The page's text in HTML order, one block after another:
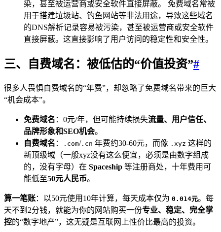
染，甚至被运营商或安全软件直接屏蔽。 免费域名常被
用于搭建垃圾站、钓鱼网站等非法用途，导致这些域名
的DNS解析记录容易被污染，甚至被运营商或安全软件
直接屏蔽。这直接影响了用户访问的稳定性和安全性。
三、自费域名：被低估的“价值投资”#
很多人畏惧自费域名的“年费”，却忽略了免费域名带来的巨大
“机会成本”。
免费域名 ：0元/年，但可能持续损失流量、用户信任、
品牌形象和SEO机会。
自费域名 ： .com/ .cn 年费约30-60元，而像 .xyz 这样的
新顶级域（一般xyz没有这么便宜，必须是由数字组成
的，没有字母）在 Spaceship 等注册商处，十年费用可
能低至50元人民币。
算一笔账：以50元使用10年计算，每天成本仅为 0.014元。每
天不到2分钱，就能为你的网站购买一份专业、稳定、完全掌
控的“数字地产”，这无疑是互联网上性价比最高的投资。